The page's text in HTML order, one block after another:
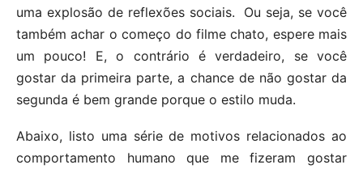
uma explosão de reflexões sociais. Ou seja, se você
também achar o começo do filme chato, espere mais
um pouco! E, o contrário é verdadeiro, se você
gostar da primeira parte, a chance de não gostar da
segunda é bem grande porque o estilo muda.
Abaixo, listo uma série de motivos relacionados ao
comportamento humano que me fizeram gostar